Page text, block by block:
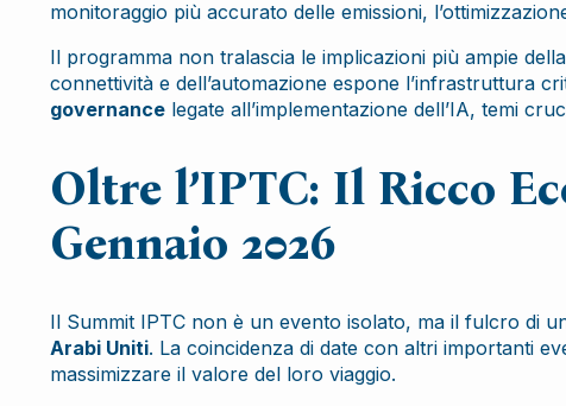
monitoraggio più accurato delle emissioni,
Il programma non tralascia le implicazioni più ampie
connettività e dell’automazione espone l’infrastruttura
governance legate all’implementazione dell’IA, temi
Oltre l’IPTC: Il Ricco
Gennaio 2026
Il Summit IPTC non è un evento isolato, ma il fulcro di
Arabi Uniti. La coincidenza di date con altri importanti
massimizzare il valore del loro viaggio.